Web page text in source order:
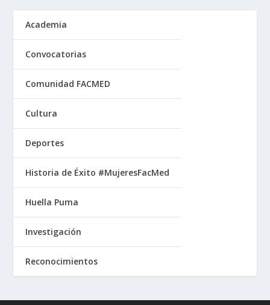
Academia
Convocatorias
Comunidad FACMED
Cultura
Deportes
Historia de Éxito #MujeresFacMed
Huella Puma
Investigación
Reconocimientos